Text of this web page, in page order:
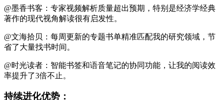
@墨香书客：专家视频解析质量超出预期，特别是经济学经典
著作的现代视角解读很有启发性。
@文海拾贝：每周更新的专题书单精准匹配我的研究领域，节
省了大量找书时间。
@时光读者：智能书签和语音笔记的协同功能，让我的阅读效
率提升了3倍不止。
持续进化优势：